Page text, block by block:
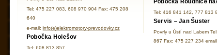
Tel: 475 227 083, 608 970 904 Fax: 475 208
640
e-mail: info(e)elektromotory-prevodovky.cz
Pobočka Holešov
Tel: 608 813 857
Pobočka Roudnice
Tel: 416 841 142, 777 813
Servis – Jan Šuster
Povrly u Ústí nad Labem
867 Fax: 475 227 234